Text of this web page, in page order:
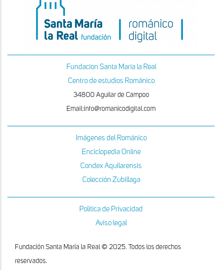
Fundacion Santa Maria la Real
Centro de estudios Románico
34800 Aguilar de Campoo
Email:info@romanicodigital.com
Imágenes del Románico
Enciclopedia Online
Condex Aquilarensis
Colección Zubillaga
Política de Privacidad
Aviso legal
Fundación Santa María la Real © 2025. Todos los derechos
reservados.